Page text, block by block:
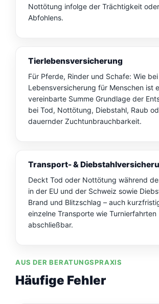
Nottötung infolge der Trächtigkeit
Abfohlens.
Tierlebensversicherung
Für Pferde, Rinder und Schafe: Wie
Lebensversicherung für Menschen ist
vereinbarte Summe Grundlage der
bei Tod, Nottötung, Diebstahl, Raub
dauernder Zuchtunbrauchbarkeit.
Transport- &
Deckt Tod oder Nottötung während
in der EU und der Schweiz sowie
Brand und Blitzschlag – auch
einzelne Transporte wie Turnierfahrten
abschließbar.
AUS DER BERATUNGSPRAXIS
Häufige Fehler